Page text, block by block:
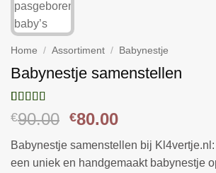
Home / Assortiment / Babynestje
Babynestje samenstellen
Gewaardeerd
5op 5
op
1
klant
waardering
€90.00 Oorspronkelijke
was:
€90.00.
€80.00Huidige
is:
€80.00.
Babynestje samenstellen bij
een uniek en handgemaakt babynestje